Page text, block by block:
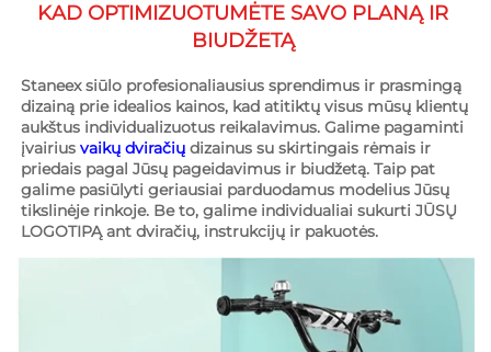
KAD OPTIMIZUOTUMĖTE SAVO PLANĄ IR
BIUDŽETĄ
Staneex siūlo profesionaliausius sprendimus ir prasmingą
dizainą prie idealios kainos, kad atitiktų visus mūsų klientų
aukštus individualizuotus reikalavimus. Galime pagaminti
įvairius vaikų dviračių dizainus su skirtingais rėmais ir
priedais pagal Jūsų pageidavimus ir biudžetą. Taip pat
galime pasiūlyti geriausiai parduodamus modelius Jūsų
tikslinėje rinkoje. Be to, galime individualiai sukurti JŪSŲ
LOGOTIPĄ ant dviračių, instrukcijų ir pakuotės.